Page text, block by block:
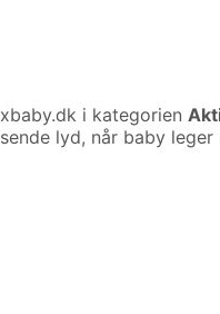
i kategorien
lyd, når baby